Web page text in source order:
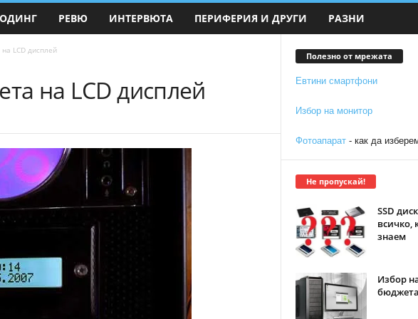
РЕВЮ ИНТЕРВЮТА ПЕРИФЕРИЯ И ДРУГИ РАЗНИ
LCD дисплей
на LCD дисплей
Полезно от мрежата
Евтини смартфони
Избор на монитор
Фотоапарат- как да
Не пропускай!
SSD
всичко,
знаем
Избор
бюджета